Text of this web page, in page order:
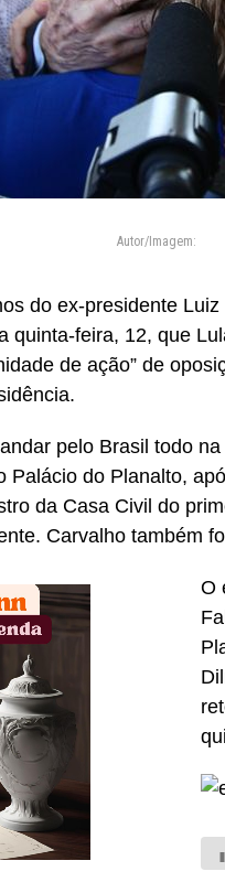
Autor/Imagem:
do ex-presidente
quinta-feira, 12, que
de ação” de
pelo Brasil todo
Palácio do Planalto,
da Casa Civil do
Carvalho também
O